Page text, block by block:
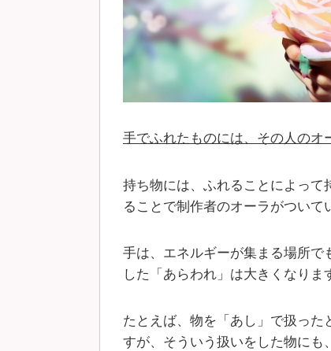
手でふれたものには、その人のオ
持ち物には、ふれることによって
ることで制作者のオーラがついて
手は、エネルギーが集まる場所で
した「あらわれ」は大きくなりま
たとえば、物を「あし」で扱っ
すが、そういう扱いをした物にも